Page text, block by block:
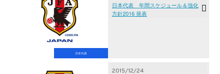
日本代表
日本代表 年間スケジュール＆強化
方針2016 発表
2015/12/24